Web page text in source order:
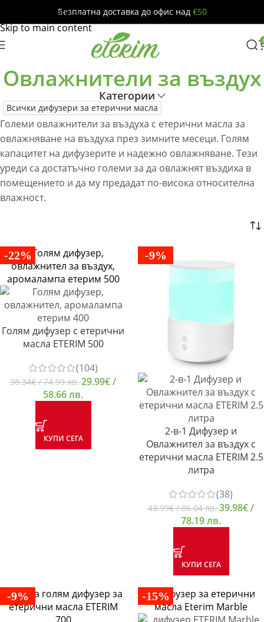
Skip to navigation
Skip to main content
Безплатна доставка до офис над €50
Овлажнители за въздух
Категории
Всички дифузери за етерични масла
Големи овлажнители за въздуха с етерични масла за
овлажняване на въздуха през зимните месеци. Голям
капацитет на дифузерите и надежно овлажняване. Тези
уреди са достатъчно големи за да овлажнят въздиха в
помещението и да му предадат по-висока относителна
влажност.
-22%
Голям дифузер с етерични
масла ETERIM 500
(104)
38.34€/ 74.99 лв.29.99€/
58.66 лв.
КУПИ СЕГА
-9%
2-в-1 Дифузер и
Овлажнител за въздух с
етерични масла ETERIM 2.5
литра
(38)
43.99€/ 86.04 лв.39.98€/
78.19 лв.
КУПИ СЕГА
-9% -15%